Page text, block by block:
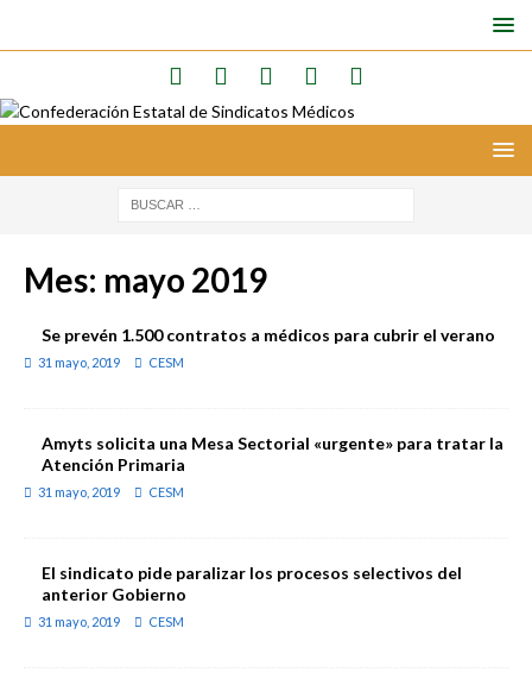
Mes: mayo 2019
Se prevén 1.500 contratos a médicos para cubrir el verano
31 mayo, 2019 CESM
Amyts solicita una Mesa Sectorial «urgente» para tratar la
Atención Primaria
31 mayo, 2019 CESM
El sindicato pide paralizar los procesos selectivos del
anterior Gobierno
31 mayo, 2019 CESM